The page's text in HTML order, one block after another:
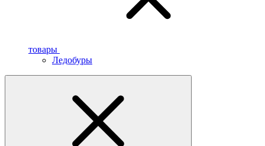
товары
Ледобуры